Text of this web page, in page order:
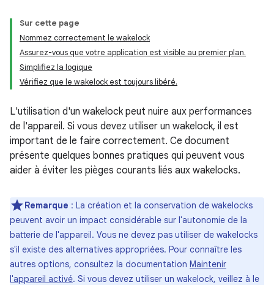
Sur cette page
Nommez correctement le wakelock
Assurez-vous que votre application est visible au premier plan.
Simplifiez la logique
Vérifiez que le wakelock est toujours libéré.
L'utilisation d'un wakelock peut nuire aux performances
de l'appareil. Si vous devez utiliser un wakelock, il est
important de le faire correctement. Ce document
présente quelques bonnes pratiques qui peuvent vous
aider à éviter les pièges courants liés aux wakelocks.
Remarque : La création et la conservation de wakelocks
peuvent avoir un impact considérable sur l'autonomie de la
batterie de l'appareil. Vous ne devez pas utiliser de wakelocks
s'il existe des alternatives appropriées. Pour connaître les
autres options, consultez la documentation Maintenir
l'appareil activé. Si vous devez utiliser un wakelock, veillez à le